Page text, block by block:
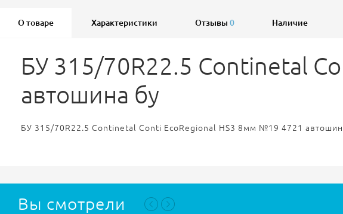
О товаре Характеристики Отзывы 0 Наличие
БУ 315/70R22.5 Continetal
автошина бу
БУ 315/70R22.5 Continetal Conti EcoRegional HS3 8мм №19 4721
Вы смотрели